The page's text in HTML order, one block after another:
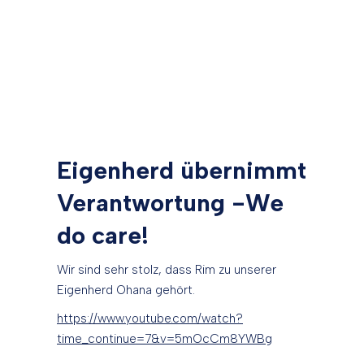
Eigenherd übernimmt
Verantwortung -We
do care!
Wir sind sehr stolz, dass Rim zu unserer
Eigenherd Ohana gehört.
https://www.youtube.com/watch?
time_continue=7&v=5mOcCm8YWBg